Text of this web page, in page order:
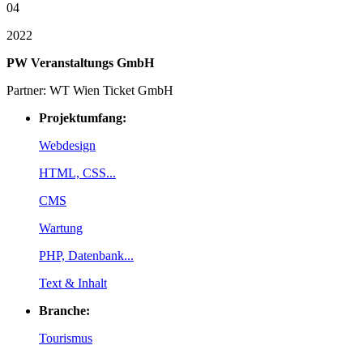
04
2022
PW Veranstaltungs GmbH
Partner: WT Wien Ticket GmbH
Projektumfang:
Webdesign
HTML, CSS...
CMS
Wartung
PHP, Datenbank...
Text & Inhalt
Branche:
Tourismus